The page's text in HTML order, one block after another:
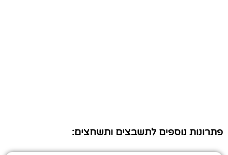
פתרונות נוספים לתשבצים ותשחצים: